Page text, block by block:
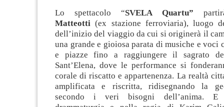
Lo spettacolo “SVELA Quartu”
Matteotti (ex stazione ferroviaria), luogo
dell’inizio del viaggio da cui si originerà il
una grande e gioiosa parata di musiche e voci
e piazze fino a raggiungere il sagrato
Sant’Elena, dove le performance si
corale di riscatto e appartenenza. La realtà
amplificata e riscritta, ridisegnando la
secondo i veri bisogni dell’anima. E